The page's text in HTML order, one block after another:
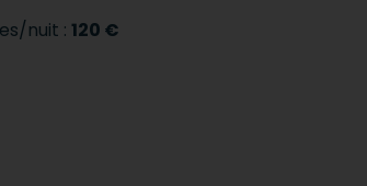
nuit : 120 €